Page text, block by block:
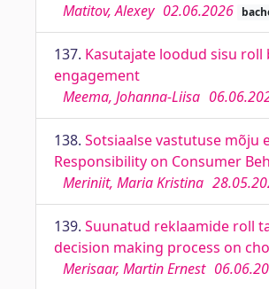
Matitov, Alexey 02.06.2026
137. Kasutajate loodud sisu
engagement
Meema, Johanna-Liisa
138. Sotsiaalse vastutuse mõju
Responsibility on Consumer
Meriniit, Maria Kristina
139. Suunatud reklaamide roll
decision making process on
Merisaar, Martin Ernest